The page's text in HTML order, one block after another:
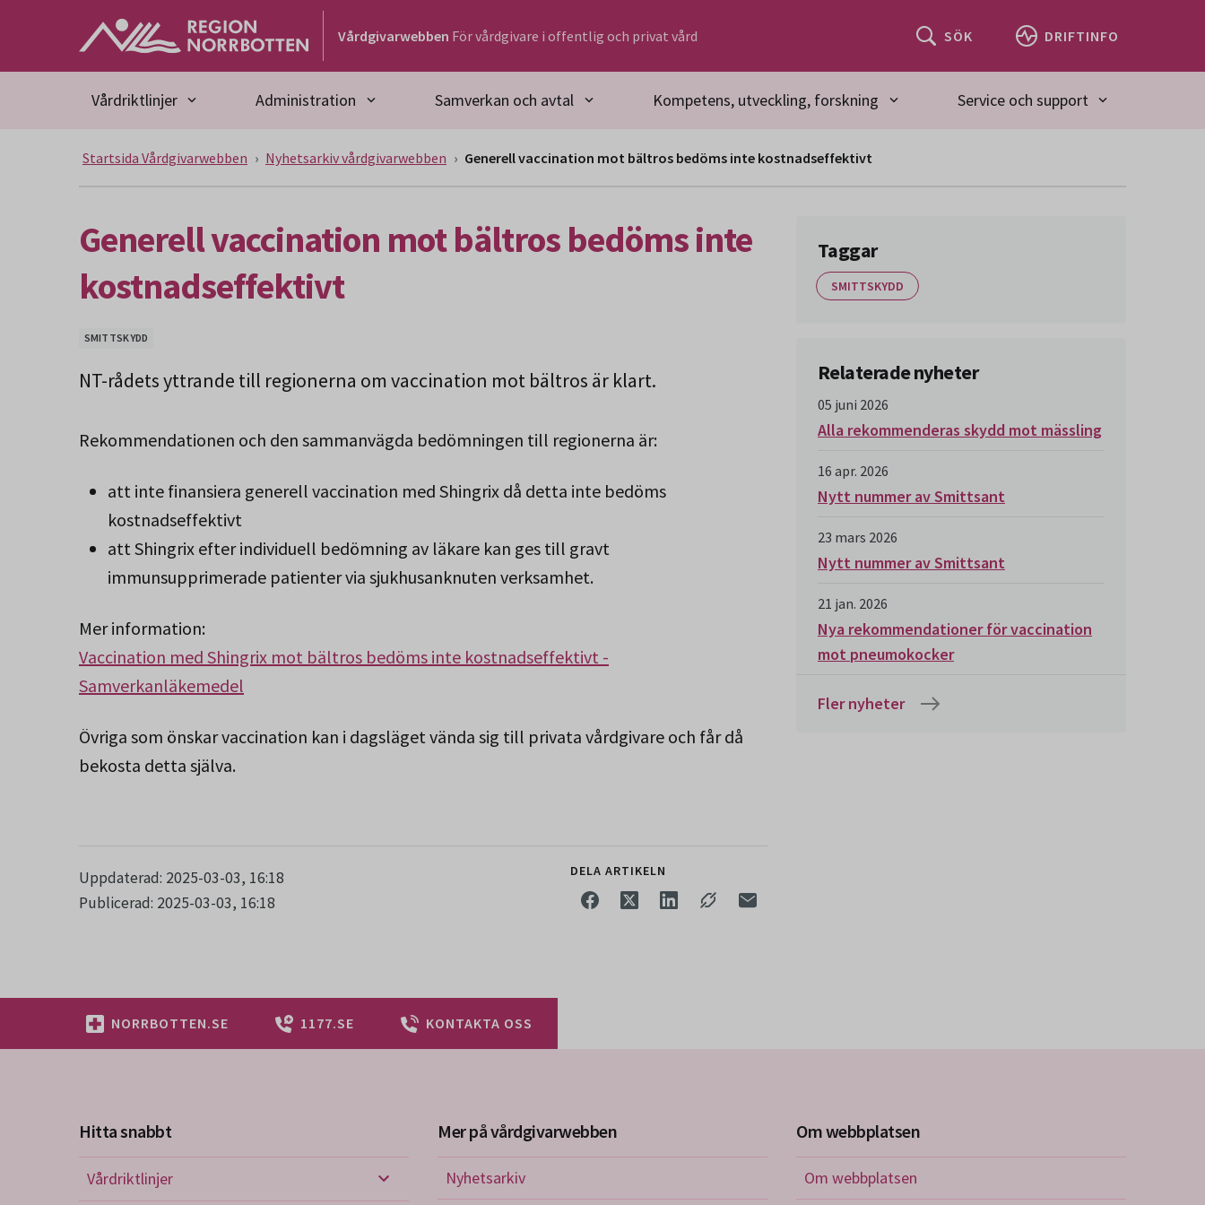
Gå till huvudmeny
Gå till övergripande innehåll
Vårdgivarwebben För vårdgivare i offentlig och privat vård SÖK DRIFTINFO
Vårdriktlinjer Administration Samverkan och avtal Kompetens, utveckling, forskning Service och support
Startsida Vårdgivarwebben Nyhetsarkiv vårdgivarwebben Generell vaccination mot bältros bedöms inte kostnadseffektivt
Generell vaccination mot bältros bedöms inte
kostnadseffektivt
SMITTSKYDD
NT-rådets yttrande till regionerna om vaccination mot bältros är klart.
Rekommendationen och den sammanvägda bedömningen till regionerna är:
att inte finansiera generell vaccination med Shingrix då detta inte bedöms
kostnadseffektivt
att Shingrix efter individuell bedömning av läkare kan ges till gravt
immunsupprimerade patienter via sjukhusanknuten verksamhet.
Mer information:
Vaccination med Shingrix mot bältros bedöms inte kostnadseffektivt -
Samverkanläkemedel
Övriga som önskar vaccination kan i dagsläget vända sig till privata vårdgivare och får då
bekosta detta själva.
Uppdaterad: 2025-03-03, 16:18
Publicerad: 2025-03-03, 16:18
DELA ARTIKELN
Taggar
SMITTSKYDD
Relaterade nyheter
05 juni 2026
Alla rekommenderas skydd mot mässling
16 apr. 2026
Nytt nummer av Smittsant
23 mars 2026
Nytt nummer av Smittsant
21 jan. 2026
Nya rekommendationer för vaccination
mot pneumokocker
Fler nyheter
NORRBOTTEN.SE 1177.SE KONTAKTA OSS
Hitta snabbt
Vårdriktlinjer
Vårdriktlinjer
Mer på vårdgivarwebben
Nyhetsarkiv
Om webbplatsen
Om webbplatsen